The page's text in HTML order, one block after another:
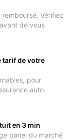
Vérifiez
de vous
tarif de votre
pour
auto.
en 3 min
panel du marché